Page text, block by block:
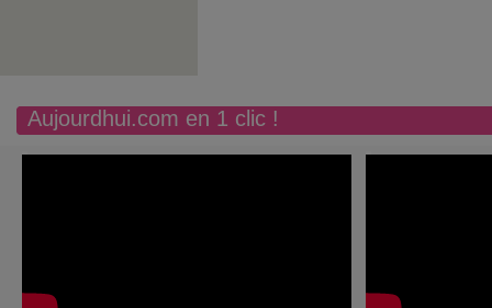
Aujourdhui.com en 1 clic !